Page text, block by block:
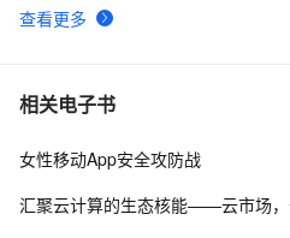
查看更多
相关电子书
女性移动App安全攻防战
汇聚云计算的生态核能——云市场